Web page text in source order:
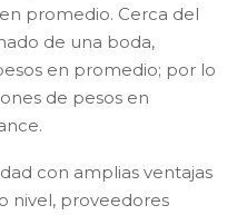
promedio. Cerca del
de una boda,
en promedio; por lo
de pesos en
con amplias ventajas
nivel, proveedores